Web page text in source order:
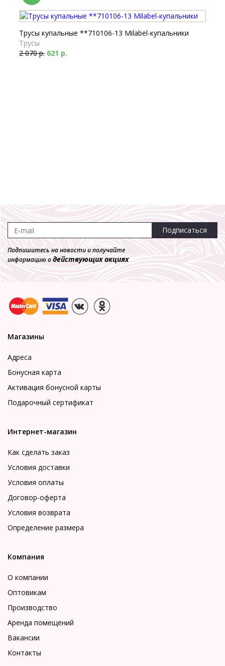
Трусы купальные **710106-13 Milabel-купальники
Трусы
2 070 р. 621 р.
Подписаться
Подпишитесь на новости и получайте
информацию одействующих акциях
Магазины
Адреса
Бонусная карта
Активация бонусной карты
Подарочный сертификат
Интернет-магазин
Как сделать заказ
Условия доставки
Условия оплаты
Договор-оферта
Условия возврата
Определение размера
Компания
О компании
Оптовикам
Производство
Аренда помещений
Вакансии
Контакты